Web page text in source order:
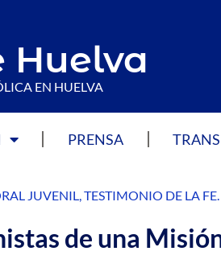
Huelva
EN HUELVA
PRENSA
JUVENIL,TESTIMONIO DE LA FE.
de una